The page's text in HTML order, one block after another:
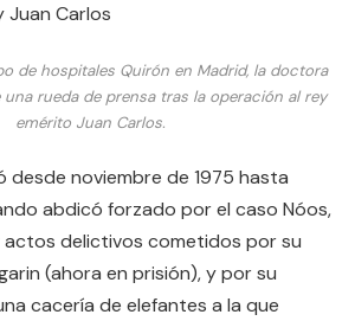
de hospitales Quirón en Madrid, la doctora
rueda de prensa tras la operación al rey
emérito Juan Carlos.
desde noviembre de 1975 hasta
abdicó forzado por el caso Nóos,
delictivos cometidos por su
(ahora en prisión), y por su
cacería de elefantes a la que